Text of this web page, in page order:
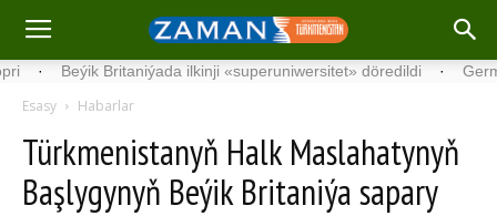
Britaniýada ilkinji «superuniwersitet» döredildi · Germaniýada
Esasy Habarlar
Türkmenistanyň Halk Maslahatynyň
Başlygynyň Beýik Britaniýa sapary